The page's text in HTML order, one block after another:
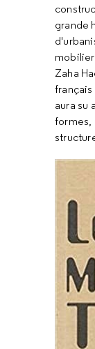
grande
Zaha
aura su
formes,